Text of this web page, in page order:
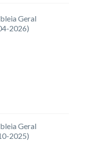
Geral
2026)
Geral
2025)